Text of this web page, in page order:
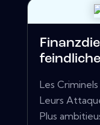
Les
Leurs
Plus